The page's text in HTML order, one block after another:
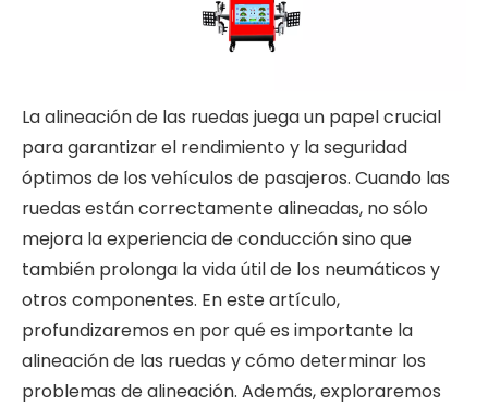
La alineación de las ruedas juega un papel crucial
para garantizar el rendimiento y la seguridad
óptimos de los vehículos de pasajeros. Cuando las
ruedas están correctamente alineadas, no sólo
mejora la experiencia de conducción sino que
también prolonga la vida útil de los neumáticos y
otros componentes. En este artículo,
profundizaremos en por qué es importante la
alineación de las ruedas y cómo determinar los
problemas de alineación. Además, exploraremos